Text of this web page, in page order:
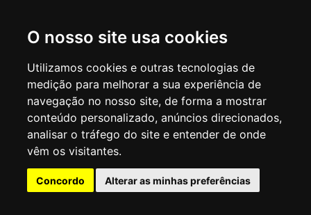
O nosso site usa cookies
Utilizamos cookies e outras tecnologias de
medição para melhorar a sua experiência de
navegação no nosso site, de forma a mostrar
conteúdo personalizado, anúncios direcionados,
analisar o tráfego do site e entender de onde
vêm os visitantes.
Concordo Alterar as minhas preferências
SECRETARIA DE EDUCAÇÃO
Rua Claudino Barbosa, 313 - Macedo - Guarulhos/SP CEP 07113-040
Central de Atendimento: *55 11 2475-7300